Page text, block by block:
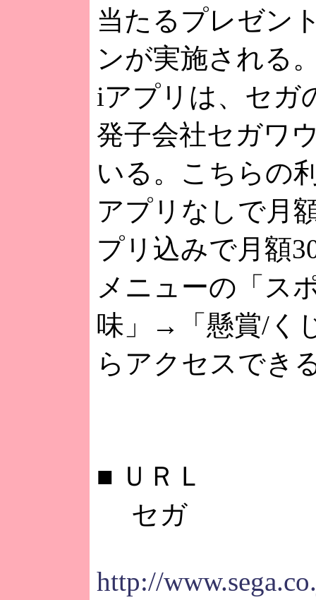
当たるプレゼン
ンが実施される
iアプリは、セガ
発子会社セガワ
いる。こちらの
アプリなしで月
プリ込みで月額
メニューの「ス
味」→「懸賞/く
らアクセスでき
■ ＵＲＬ
セガ
http://